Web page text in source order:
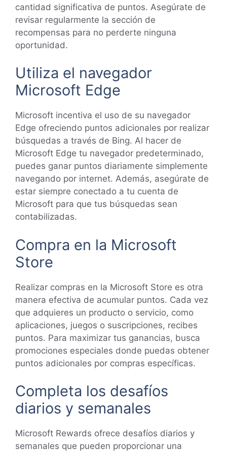
cantidad significativa de puntos. Asegúrate de
revisar regularmente la sección de
recompensas para no perderte ninguna
oportunidad.
Utiliza el navegador
Microsoft Edge
Microsoft incentiva el uso de su navegador
Edge ofreciendo puntos adicionales por realizar
búsquedas a través de Bing. Al hacer de
Microsoft Edge tu navegador predeterminado,
puedes ganar puntos diariamente simplemente
navegando por internet. Además, asegúrate de
estar siempre conectado a tu cuenta de
Microsoft para que tus búsquedas sean
contabilizadas.
Compra en la Microsoft
Store
Realizar compras en la Microsoft Store es otra
manera efectiva de acumular puntos. Cada vez
que adquieres un producto o servicio, como
aplicaciones, juegos o suscripciones, recibes
puntos. Para maximizar tus ganancias, busca
promociones especiales donde puedas obtener
puntos adicionales por compras específicas.
Completa los desafíos
diarios y semanales
Microsoft Rewards ofrece desafíos diarios y
semanales que pueden proporcionar una